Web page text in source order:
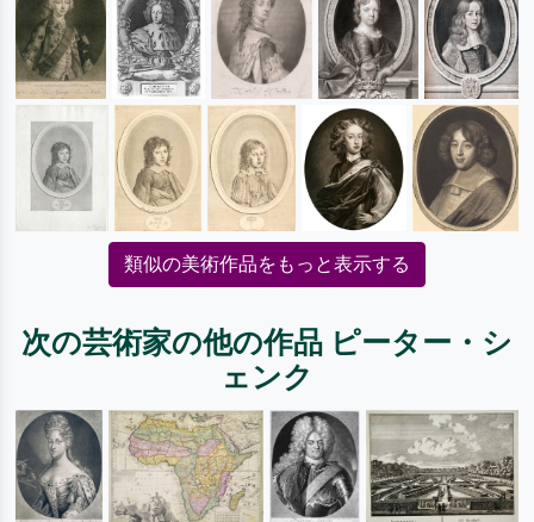
類似の美術作品をもっと表示する
次の芸術家の他の作品 ピーター・シ
ェンク